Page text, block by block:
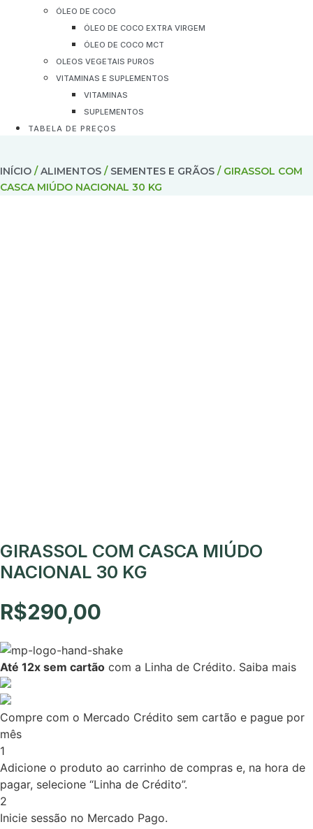
ÓLEO DE COCO
ÓLEO DE COCO EXTRA VIRGEM
ÓLEO DE COCO MCT
OLEOS VEGETAIS PUROS
VITAMINAS E SUPLEMENTOS
VITAMINAS
SUPLEMENTOS
TABELA DE PREÇOS
INÍCIO /ALIMENTOS / SEMENTES E GRÃOS / GIRASSOL COM
CASCA MIÚDO NACIONAL 30 KG
GIRASSOL COM CASCA MIÚDO
NACIONAL 30 KG
R$290,00
Até 12x sem cartão com a Linha de Crédito. Saiba mais
Compre com o Mercado Crédito sem cartão e pague por
mês
1
Adicione o produto ao carrinho de compras e, na hora de
pagar, selecione “Linha de Crédito”.
2
Inicie sessão no Mercado Pago.